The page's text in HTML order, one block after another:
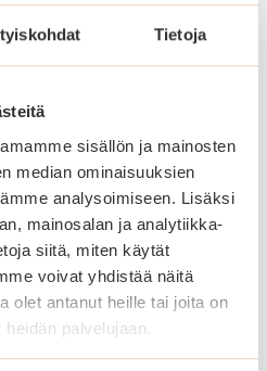
Tietoja
sisällön ja mainosten
median ominaisuuksien
analysoimiseen. Lisäksi
mainosalan ja analytiikka-
siitä, miten käytät
voivat yhdistää näitä
olet antanut heille tai joita on
palvelujaan.
tutuilla
tavaroillasi.
sisältyy
yhteisten tilojen
on 26 euroa
Sähkö
mukaan.
mahdollisuus
23 euron